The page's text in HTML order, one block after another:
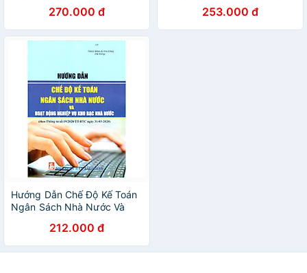
24/2024/TT-BTC)
270.000 đ
Nhũng, Tiêu Cực Tại Cơ
Quan Nhà Nước Và Đơn Vị
253.000 đ
Hướng Dẫn Chế Độ Kế Toán
Ngân Sách Nhà Nước Và
Bạc Nhà Nước212.000 đ